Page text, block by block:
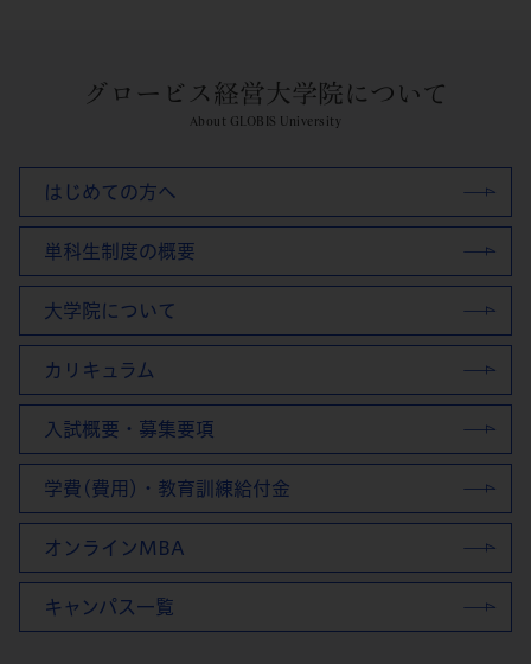
グロービス経営大学院について
About GLOBIS University
はじめての方へ
単科生制度の概要
大学院について
カリキュラム
入試概要・募集要項
学費(費用)・教育訓練給付金
オンラインMBA
キャンパス一覧